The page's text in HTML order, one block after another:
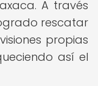
A través
rescatar
propias
así el